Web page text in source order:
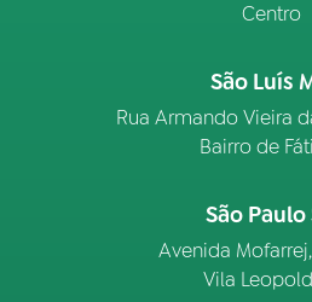
Centro
São Luís
Rua Armando Vieira
Bairro de
São Paulo
Avenida Mofarrej,
Vila